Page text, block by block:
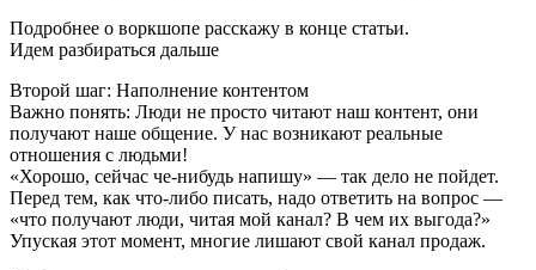
Подробнее о воркшопе расскажу в конце статьи.
Идем разбираться дальше
Второй шаг: Наполнение контентом
Важно понять: Люди не просто читают наш контент, они
получают наше общение. У нас возникают реальные
отношения с людьми!
«Хорошо, сейчас че-нибудь напишу» — так дело не пойдет.
Перед тем, как что-либо писать, надо ответить на вопрос —
«что получают люди, читая мой канал? В чем их выгода?»
Упуская этот момент, многие лишают свой канал продаж.